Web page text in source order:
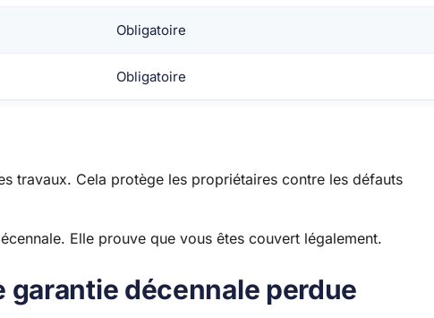
Obligatoire
Obligatoire
travaux. Cela protège les propriétaires contre les défauts
Elle prouve que vous êtes couvert légalement.
décennale perdue